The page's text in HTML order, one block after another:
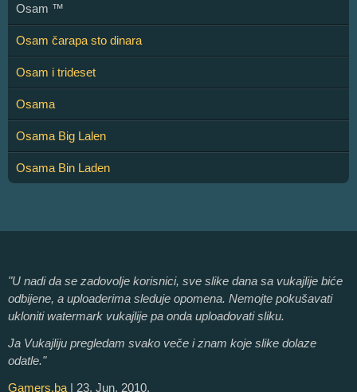
Osam ™
Osam čarapa sto dinara
Osam i trideset
Osama
Osama Big Lalen
Osama Bin Laden
"U nadi da se zadovolje korisnici, sve slike dana sa vukajlije biće
odbijene, a uploaderima sleduje opomena. Nemojte pokušavati
ukloniti watermark vukajlije pa onda uploadovati sliku.
Ja Vukajliju pregledam svako veče i znam koje slike dolaze
odatle."
Gamers.ba | 23. Jun, 2010.